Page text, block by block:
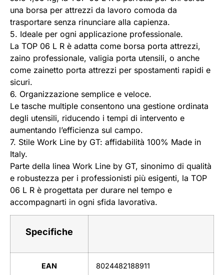
una borsa per attrezzi da lavoro comoda da
trasportare senza rinunciare alla capienza.
5. Ideale per ogni applicazione professionale.
La TOP 06 L R è adatta come borsa porta attrezzi,
zaino professionale, valigia porta utensili, o anche
come zainetto porta attrezzi per spostamenti rapidi e
sicuri.
6. Organizzazione semplice e veloce.
Le tasche multiple consentono una gestione ordinata
degli utensili, riducendo i tempi di intervento e
aumentando l’efficienza sul campo.
7. Stile Work Line by GT: affidabilità 100% Made in
Italy.
Parte della linea Work Line by GT, sinonimo di qualità
e robustezza per i professionisti più esigenti, la TOP
06 L R è progettata per durare nel tempo e
accompagnarti in ogni sfida lavorativa.
Specifiche
EAN 8024482188911